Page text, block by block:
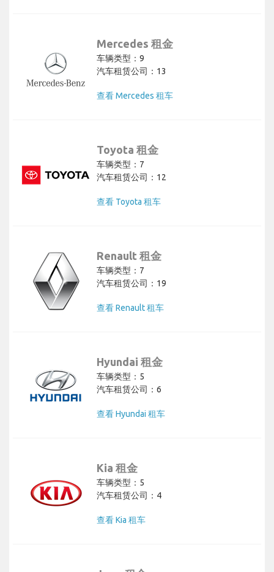
Mercedes 租金
车辆类型：9
汽车租赁公司：13
查看 Mercedes 租车
Toyota 租金
车辆类型：7
汽车租赁公司：12
查看 Toyota 租车
Renault 租金
车辆类型：7
汽车租赁公司：19
查看 Renault 租车
Hyundai 租金
车辆类型：5
汽车租赁公司：6
查看 Hyundai 租车
Kia 租金
车辆类型：5
汽车租赁公司：4
查看 Kia 租车